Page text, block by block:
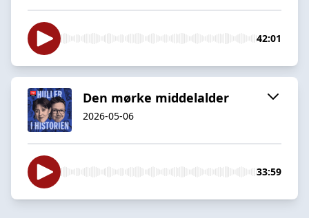
42:01
Den mørke middelalder
2026-05-06
33:59